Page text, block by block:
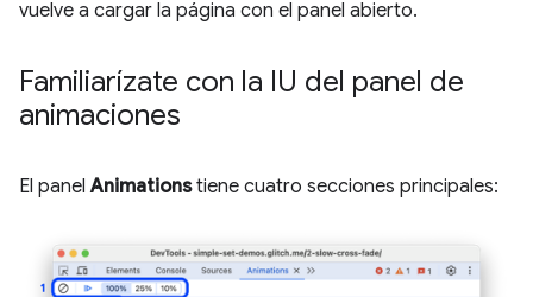
vuelve a cargar la página con el panel abierto.
Familiarízate con la IU del panel de
animaciones
El panelAnimationstiene cuatro secciones principales: